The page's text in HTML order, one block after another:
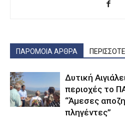
ΠΑΡΟΜΟΙΑ ΑΡΘΡΑ
Δυτική
περιοχές το
“Άμεσες
πληγέντες”